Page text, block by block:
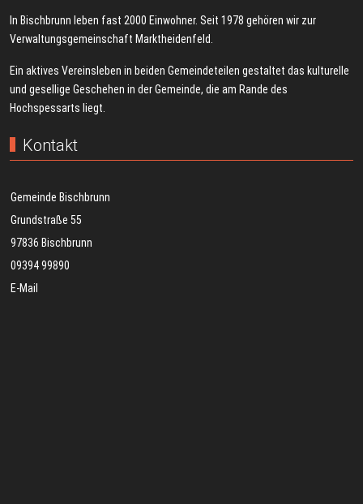
In Bischbrunn leben fast 2000 Einwohner. Seit 1978 gehören wir zur
Verwaltungsgemeinschaft Marktheidenfeld.
Ein aktives Vereinsleben in beiden Gemeindeteilen gestaltet das kulturelle
und gesellige Geschehen in der Gemeinde, die am Rande des
Hochspessarts liegt.
Kontakt
Gemeinde Bischbrunn
Grundstraße 55
97836 Bischbrunn
09394 99890
E-Mail